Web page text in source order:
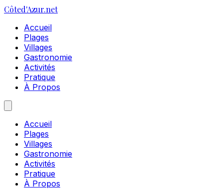
Côted'Azur.net
Accueil
Plages
Villages
Gastronomie
Activités
Pratique
À Propos
Accueil
Plages
Villages
Gastronomie
Activités
Pratique
À Propos